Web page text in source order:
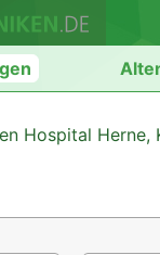
Hospital Herne,